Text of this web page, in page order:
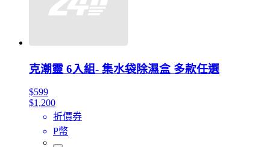
克潮靈 6入組- 集水袋除濕盒 多款任選
$599
$1,200
折價券
P幣